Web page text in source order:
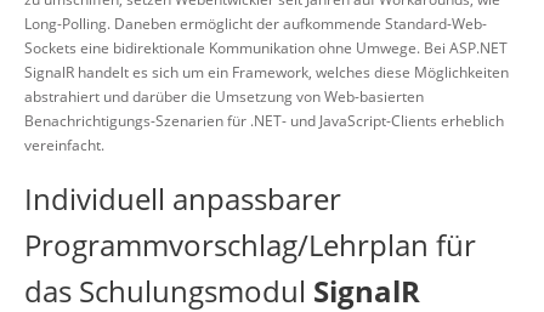
Long-Polling. Daneben ermöglicht der aufkommende Standard-Web-
Sockets eine bidirektionale Kommunikation ohne Umwege. Bei ASP.NET
SignalR handelt es sich um ein Framework, welches diese Möglichkeiten
abstrahiert und darüber die Umsetzung von Web-basierten
Benachrichtigungs-Szenarien für .NET- und JavaScript-Clients erheblich
vereinfacht.
Individuell anpassbarer
Programmvorschlag/Lehrplan für
das Schulungsmodul SignalR